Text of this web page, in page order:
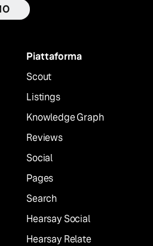
Piattaforma
Scout
Listings
Knowledge Graph
Reviews
Social
Pages
Search
Hearsay Social
Hearsay Relate